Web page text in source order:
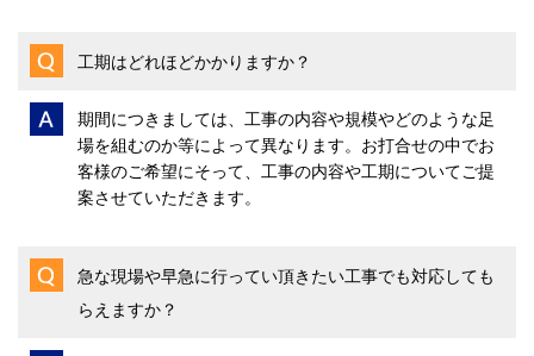
工期はどれほどかかりますか？
期間につきましては、工事の内容や規模やどのような足
場を組むのか等によって異なります。お打合せの中でお
客様のご希望にそって、工事の内容や工期についてご提
案させていただきます。
急な現場や早急に行ってい頂きたい工事でも対応しても
らえますか？